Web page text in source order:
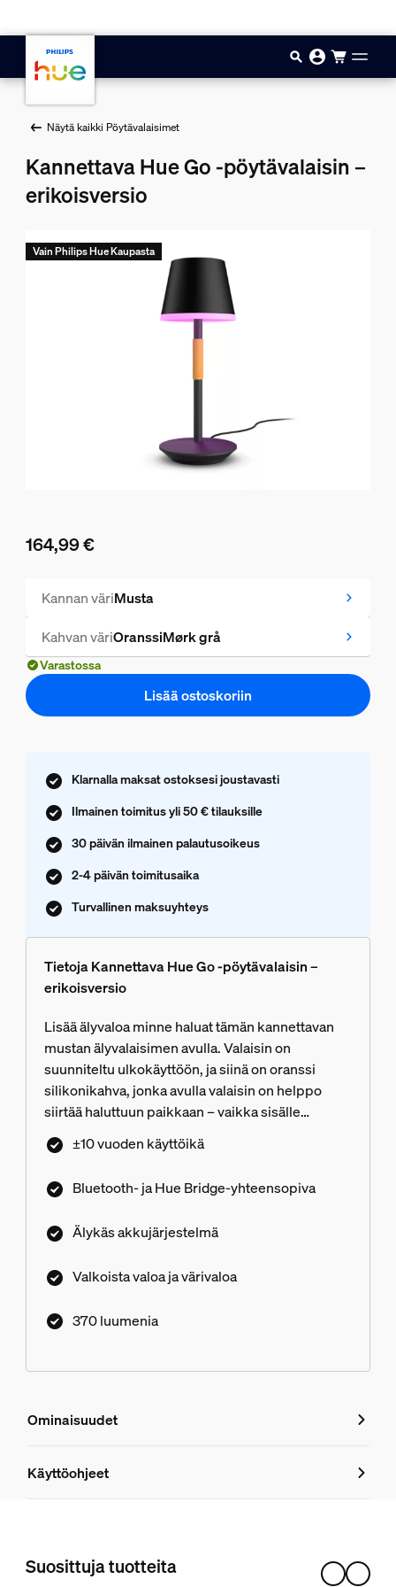
Näytä kaikki Pöytävalaisimet
Kannettava Hue Go -pöytävalaisin –
erikoisversio
164,99 €
Vain Philips Hue Kaupasta
Kannan väriMusta
Kahvan väriOranssiMørk grå
Varastossa
Lisää ostoskoriin
Klarnalla maksat ostoksesi joustavasti
Ilmainen toimitus yli 50 € tilauksille
30 päivän ilmainen palautusoikeus
2-4 päivän toimitusaika
Turvallinen maksuyhteys
Tietoja Kannettava Hue Go -pöytävalaisin –
erikoisversio
Lisää älyvaloa minne haluat tämän kannettavan
mustan älyvalaisimen avulla. Valaisin on
suunniteltu ulkokäyttöön, ja siinä on oranssi
silikonikahva, jonka avulla valaisin on helppo
siirtää haluttuun paikkaan – vaikka sisälle
lukuvaloksi tai ulos illallispöytään. Saatavilla vain
Hue Shopista.
±10 vuoden käyttöikä
Bluetooth- ja Hue Bridge-yhteensopiva
Älykäs akkujärjestelmä
Valkoista valoa ja värivaloa
370 luumenia
Ominaisuudet
Ominaisuudet
Muotoilu ja pinnoitus
Käyttöohjeet
Suosittuja tuotteita